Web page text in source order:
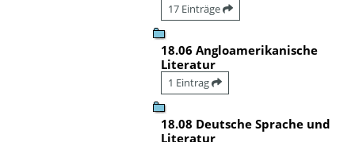
17 Einträge
18.06 Angloamerikanische
Literatur
1 Eintrag
18.08 Deutsche Sprache und
Literatur